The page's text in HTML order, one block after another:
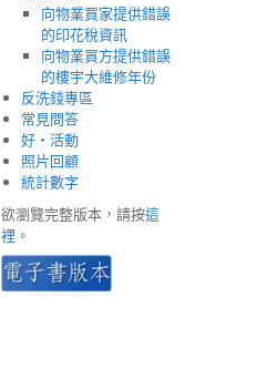
向物業買家提供錯誤
的印花稅資訊
向物業買方提供錯誤
的樓宇大維修年份
反洗錢專區
常見問答
好‧活動
照片回顧
統計數字
欲瀏覽完整版本，請按這
裡 。